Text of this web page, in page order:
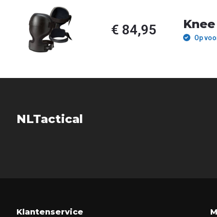
€ 84,95
Op
NLTactical
Klantenservice